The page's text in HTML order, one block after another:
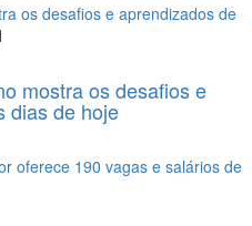
os desafios e aprendizados de
mostra os desafios e
dias de hoje
oferece 190 vagas e salários de